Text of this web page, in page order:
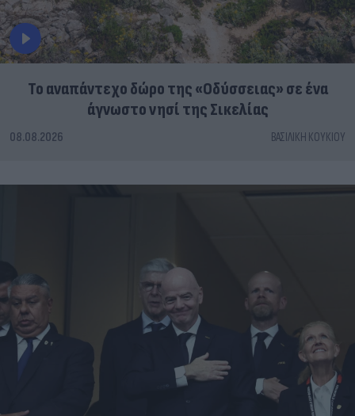
To αναπάντεχο δώρο της «Οδύσσειας» σε ένα
άγνωστο νησί της Σικελίας
08.08.2026 ΒΑΣΙΛΙΚΉ ΚΟΥΚΊΟΥ